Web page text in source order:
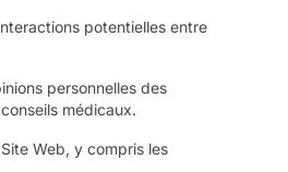
potentielles entre
personnelles des
médicaux.
Web, y compris les